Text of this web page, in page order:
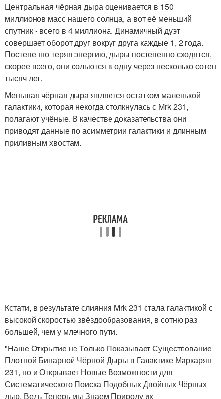
Центральная чёрная дыра оценивается в 150
миллионов масс нашего солнца, а вот её меньший
спутник - всего в 4 миллиона. Динамичный дуэт
совершает оборот друг вокруг друга каждые 1, 2 года.
Постепенно теряя энергию, дыры постепенно сходятся,
скорее всего, они сольются в одну через несколько сотен
тысяч лет.
Меньшая чёрная дыра является остатком маленькой
галактики, которая некогда столкнулась с Mrk 231,
полагают учёные. В качестве доказательства они
приводят данные по асимметрии галактики и длинным
приливным хвостам.
Кстати, в результате слияния Mrk 231 стала галактикой с
высокой скоростью звёздообразования, в сотню раз
большей, чем у млечного пути.
"Наше Открытие не Только Показывает Существование
Плотной Бинарной Чёрной Дыры в Галактике Маркарян
231, но и Открывает Новые Возможности для
Систематического Поиска Подобных Двойных Чёрных
дыр, Ведь Теперь мы Знаем Природу их